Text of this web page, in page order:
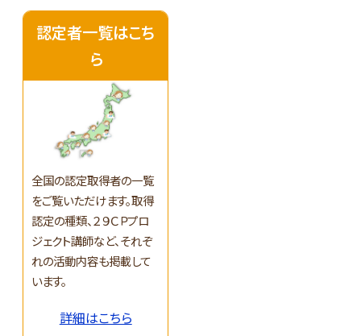
認定者一覧はこち
ら
全国の認定取得者の一覧
をご覧いただけます。取得
認定の種類、２９ＣＰプロ
ジェクト講師など、それぞ
れの活動内容も掲載して
います。
詳細はこちら